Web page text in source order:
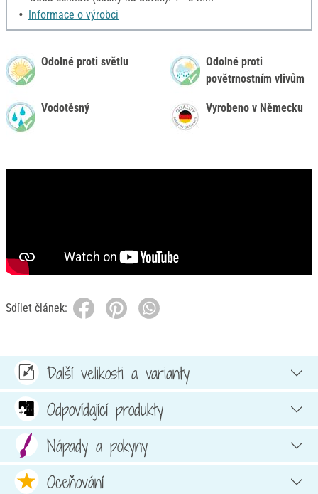
Informace o výrobci
Odolné proti světlu
Vodotěsný
Odolné proti
povětrnostním vlivům
Vyrobeno v Německu
Sdílet článek:
Další velikosti a varianty
Odpovídající produkty
Nápady a pokyny
Oceňování